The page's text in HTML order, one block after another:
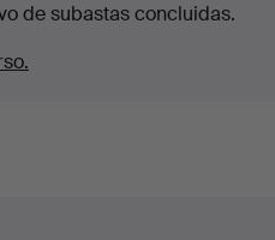
de subastas concluidas.